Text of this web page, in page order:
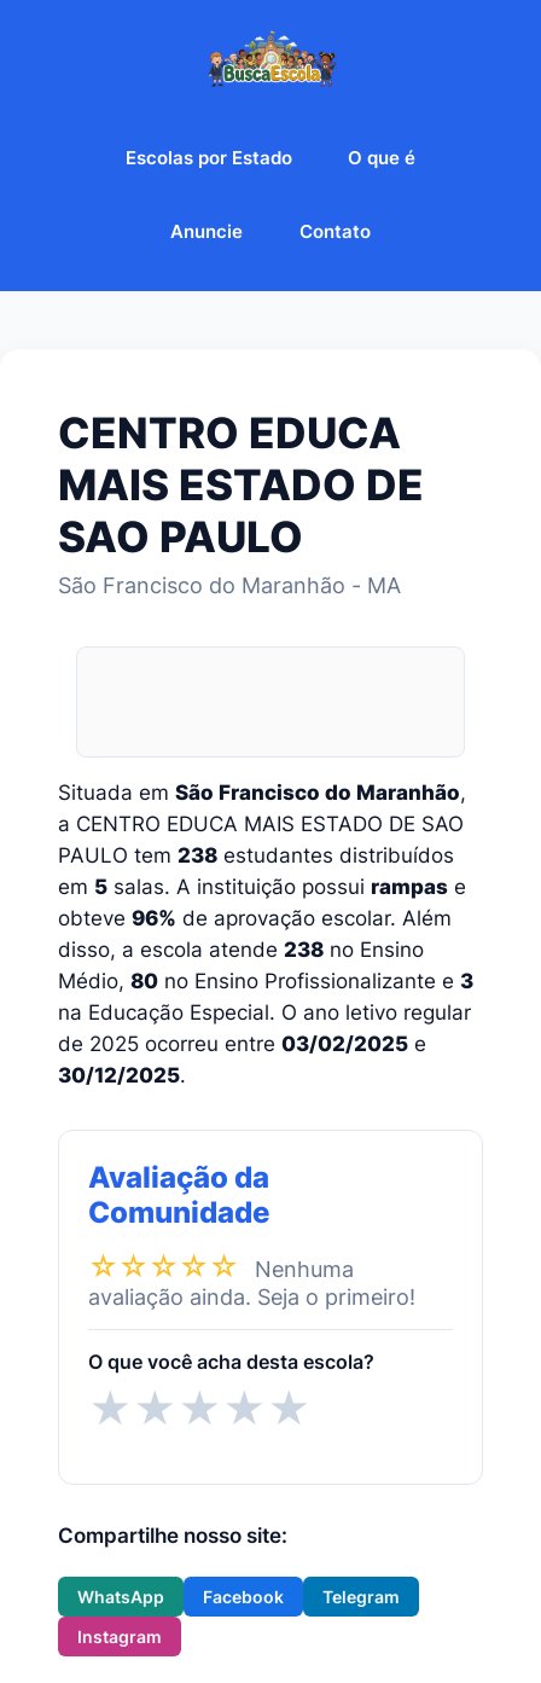
Escolas por Estado O que é
Anuncie Contato
CENTRO EDUCA
MAIS ESTADO DE
SAO PAULO
São Francisco do Maranhão - MA
Situada em São Francisco do Maranhão,
a CENTRO EDUCA MAIS ESTADO DE SAO
PAULO tem 238 estudantes distribuídos
em 5 salas. A instituição possui rampas e
obteve 96% de aprovação escolar. Além
disso, a escola atende 238 no Ensino
Médio, 80 no Ensino Profissionalizante e 3
na Educação Especial. O ano letivo regular
de 2025 ocorreu entre 03/02/2025 e
30/12/2025.
Avaliação da
Comunidade
☆☆☆☆☆
Nenhuma
avaliação ainda. Seja o primeiro!
O que você acha desta escola?
★★★★★
Compartilhe nosso site:
WhatsApp Facebook
Telegram
Instagram